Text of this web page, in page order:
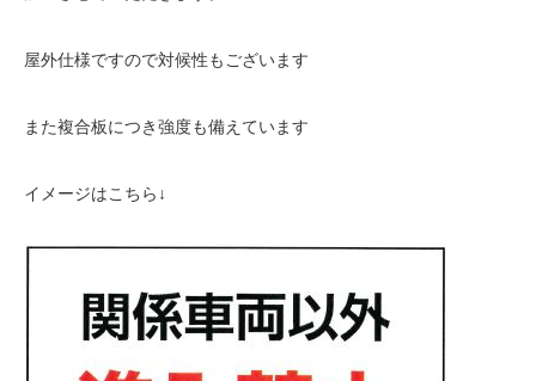
屋外仕様ですので対候性もございます
また複合板につき強度も備えています
イメージはこちら↓